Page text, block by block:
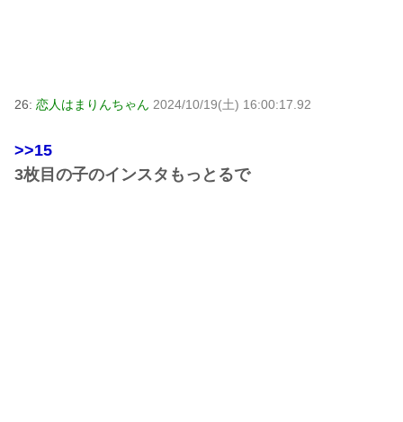
26: 恋人はまりんちゃん 2024/10/19(土) 16:00:17.92
>>15
3枚目の子のインスタもっとるで